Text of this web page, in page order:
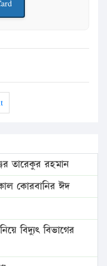
তারেকুর রহমান
কোরবানির ঈদ
বিদ্যুৎ বিভাগের